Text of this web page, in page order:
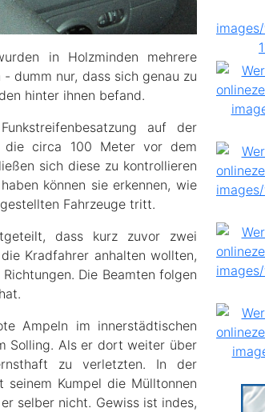
in Holzminden mehrere
dumm nur, dass sich genau zu
hinter ihnen befand.
auf der
die circa 100 Meter vor dem
sich diese zu kontrollieren
können sie erkennen, wie
Fahrzeuge tritt.
dass kurz zuvor zwei
Kradfahrer anhalten wollten,
Die Beamten folgen
Ampeln im innerstädtischen
Solling. Als er dort weiter über
zu verletzten. In der
Kumpel die Mülltonnen
selber nicht. Gewiss ist indes,